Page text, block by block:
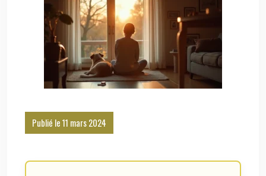
Publié le 11 mars 2024